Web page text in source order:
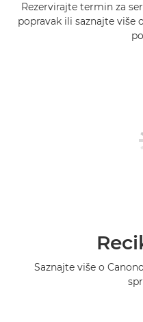
Rezervirajte termin za
popravak ili saznajte više
Saznajte više o